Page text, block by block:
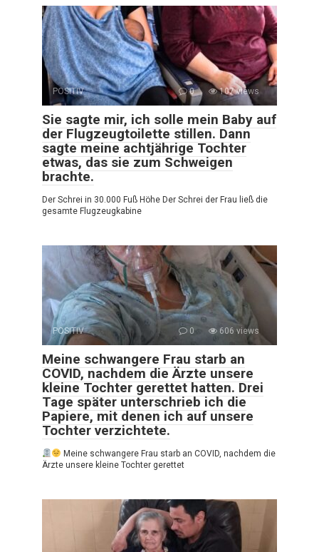
POSITIV 0 107 views
Sie sagte mir, ich solle mein Baby auf
der Flugzeugtoilette stillen. Dann
sagte meine achtjährige Tochter
etwas, das sie zum Schweigen
brachte.
Der Schrei in 30.000 Fuß Höhe Der Schrei der Frau ließ die
gesamte Flugzeugkabine
POSITIV 0 606 views
Meine schwangere Frau starb an
COVID, nachdem die Ärzte unsere
kleine Tochter gerettet hatten. Drei
Tage später unterschrieb ich die
Papiere, mit denen ich auf unsere
Tochter verzichtete.
Meine schwangere Frau starb an COVID, nachdem die
Ärzte unsere kleine Tochter gerettet